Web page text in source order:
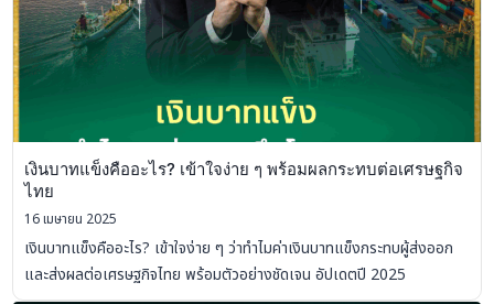
เงินบาทแข็งคืออะไร? เข้าใจง่าย ๆ พร้อมผลกระทบต่อเศรษฐกิจ
ไทย
16 เมษายน 2025
เงินบาทแข็งคืออะไร? เข้าใจง่าย ๆ ว่าทำไมค่าเงินบาทแข็งกระทบผู้ส่งออก
และส่งผลต่อเศรษฐกิจไทย พร้อมตัวอย่างชัดเจน อัปเดตปี 2025